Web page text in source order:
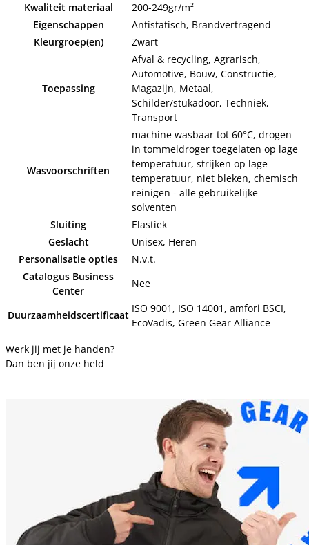
Kwaliteit materiaal
200-249gr/m²
Eigenschappen
Antistatisch, Brandvertragend
Kleurgroep(en)
Zwart
Toepassing
Afval & recycling, Agrarisch,
Automotive, Bouw, Constructie,
Magazijn, Metaal,
Schilder/stukadoor, Techniek,
Transport
Wasvoorschriften
machine wasbaar tot 60°C, drogen
in tommeldroger toegelaten op lage
temperatuur, strijken op lage
temperatuur, niet bleken, chemisch
reinigen - alle gebruikelijke
solventen
Sluiting
Elastiek
Geslacht
Unisex, Heren
Personalisatie opties
N.v.t.
Catalogus Business
Center
Nee
Duurzaamheidscertificaat
ISO 9001, ISO 14001, amfori BSCI,
EcoVadis, Green Gear Alliance
Werk jij met je handen?
Dan ben jij onze held